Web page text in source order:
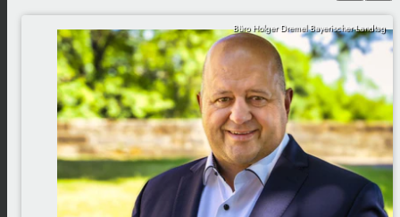
Büro Holger Dremel Bayerischer Landtag